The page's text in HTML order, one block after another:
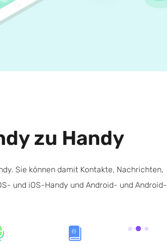
zu Handy
Sie können damit Kontakte, Nachrichten,
und iOS-Handy und Android- und Android-